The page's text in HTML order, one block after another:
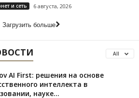
и сеть 6 августа, 2026
Загрузить больше
All
AI First: решения на основе
интеллекта в
науке...